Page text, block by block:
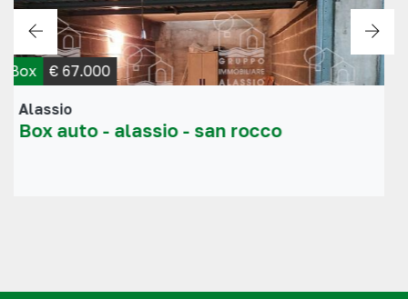
Box € 75.000
Alassio
Box auto in vendita